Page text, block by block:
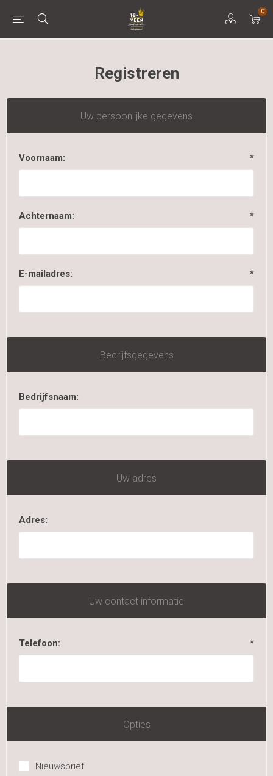
0
Registreren
Uw persoonlijke gegevens
Voornaam: *
Achternaam: *
E-mailadres: *
Bedrijfsgegevens
Bedrijfsnaam:
Uw adres
Adres:
Uw contact informatie
Telefoon: *
Opties
Nieuwsbrief